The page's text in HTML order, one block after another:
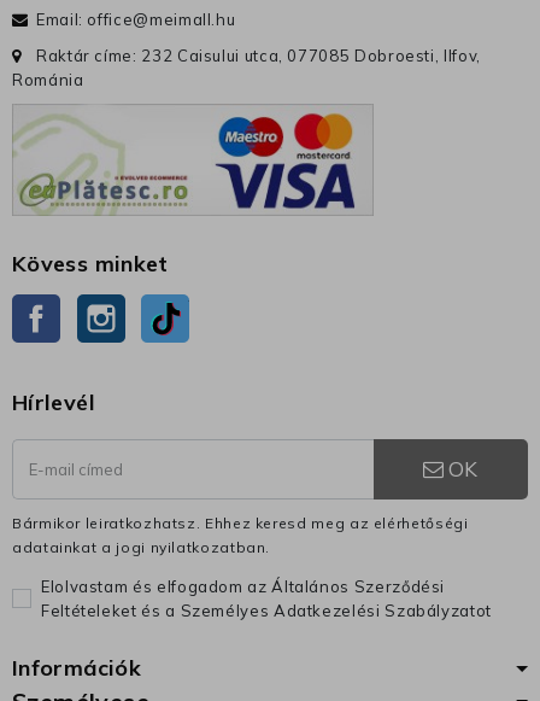
Email: office@meimall.hu
Raktár címe: 232 Caisului utca, 077085 Dobroesti, Ilfov,
Románia
Kövess minket
Facebook Instagram
Hírlevél
OK
Bármikor leiratkozhatsz. Ehhez keresd meg az elérhetőségi
adatainkat a jogi nyilatkozatban.
Elolvastam és elfogadom az Általános Szerződési
Feltételeket és a Személyes Adatkezelési Szabályzatot
Információk